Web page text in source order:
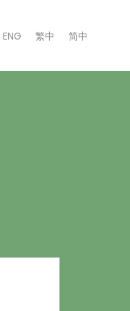
ENG 繁中 简中